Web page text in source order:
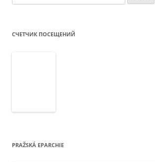
СЧЕТЧИК ПОСЕЩЕНИЙ
PRAŽSKÁ EPARCHIE